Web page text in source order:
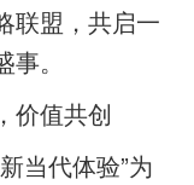
联盟，共启一
。
值共创
当代体验”为